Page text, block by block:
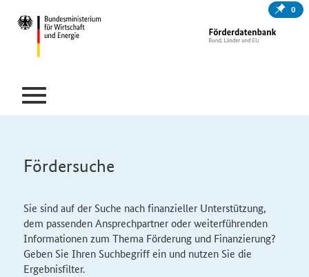
0
Fördersuche
Sie sind auf der Suche nach finanzieller Unterstützung,
dem passenden Ansprechpartner oder weiterführenden
Informationen zum Thema Förderung und Finanzierung?
Geben Sie Ihren Suchbegriff ein und nutzen Sie die
Ergebnisfilter.